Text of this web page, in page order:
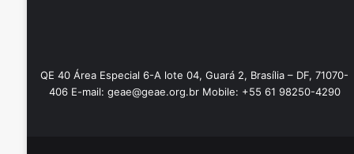
QE 40 Área Especial 6-A lote 04, Guará 2, Brasília – DF, 71070-
406 E-mail: geae@geae.org.br Mobile: +55 61 98250-4290